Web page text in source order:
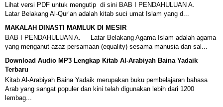
Lihat versi PDF untuk mengutip di sini BAB I PENDAHULUAN A.
Latar Belakang Al-Qur’an adalah kitab suci umat Islam yang d...
MAKALAH DINASTI MAMLUK DI MESIR
BAB I PENDAHULUAN A. Latar Belakang Agama Islam adalah agama
yang menganut azaz persamaan (equality) sesama manusia dan sal...
Download Audio MP3 Lengkap Kitab Al-Arabiyah Baina Yadaik
Terbaru
Kitab Al-Arabiyah Baina Yadaik merupakan buku pembelajaran bahasa
Arab yang sangat populer dan kini telah digunakan lebih dari 1200
lembag...